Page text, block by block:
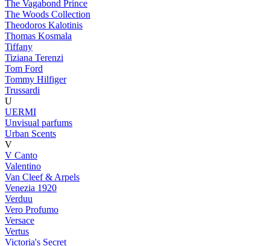
The Vagabond Prince
The Woods Collection
Theodoros Kalotinis
Thomas Kosmala
Tiffany
Tiziana Terenzi
Tom Ford
Tommy Hilfiger
Trussardi
U
UERMI
Unvisual parfums
Urban Scents
V
V Canto
Valentino
Van Cleef & Arpels
Venezia 1920
Verduu
Vero Profumo
Versace
Vertus
Victoria's Secret